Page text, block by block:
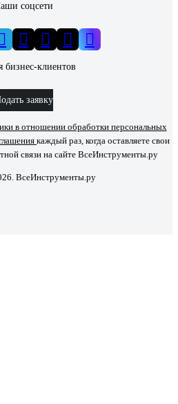
соцсети
бизнес-клиентов
заявку
в отношении обработки персональных
каждый раз, когда оставляете свои
связи на сайте ВсеИнструменты.ру
ВсеИнструменты.ру